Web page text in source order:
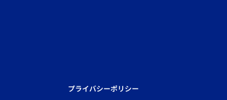
プライバシーポリシー